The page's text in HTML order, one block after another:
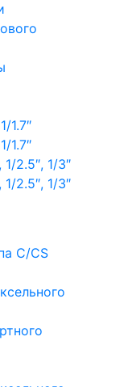
1.7″
1.7″
2.5″, 1/3″
2.5″, 1/3″
C/CS